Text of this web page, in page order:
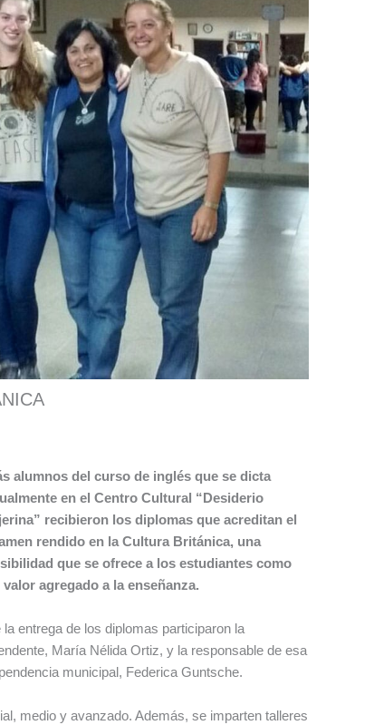
alumnos del curso de inglés que se dicta
en el Centro Cultural “Desiderio
recibieron los diplomas que acreditan el
rendido en la Cultura Británica, una
que se ofrece a los estudiantes como
valor agregado a la enseñanza.
la entrega de los diplomas participaron la
María Nélida Ortiz, y la responsable de esa
municipal, Federica Guntsche.
medio y avanzado. Además, se imparten talleres